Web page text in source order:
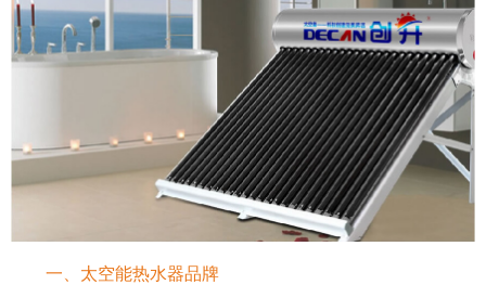
一、太空能热水器品牌